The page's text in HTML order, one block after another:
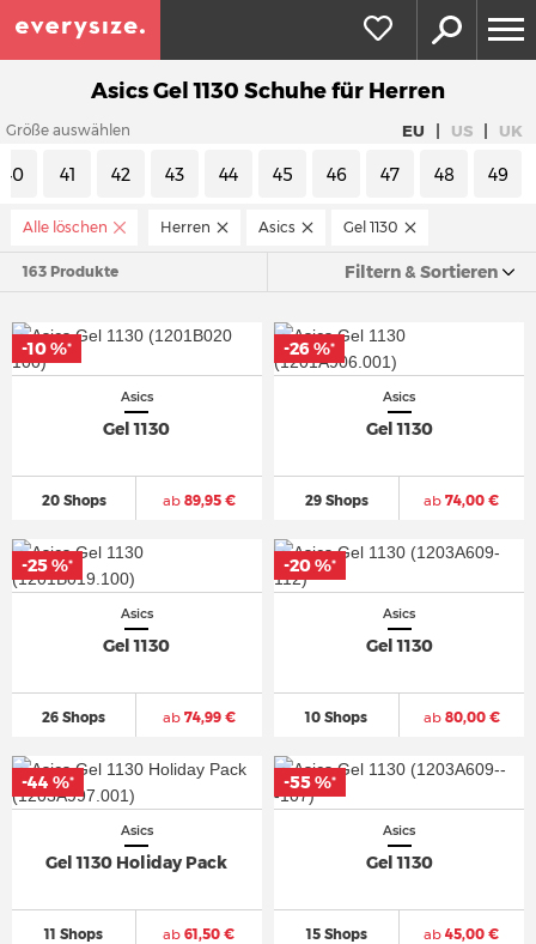
Asics Gel 1130 Schuhe für Herren
Größe auswählen EU | US | UK
40 41 42 43 44 45 46 47 48 49
Alle löschen Herren Asics Gel 1130
163 Produkte Filtern & Sortieren
Asics
Gel 1130
20 Shops ab89,95 €
-10 %*
Asics
Gel 1130
29 Shops ab 74,00 €
-26 %*
Asics
Gel 1130
26 Shops ab74,99 €
-25 %*
Asics
Gel 1130
10 Shops ab80,00 €
-20 %*
Asics
Gel 1130 Holiday Pack
11 Shops ab 61,50 €
-44 %*
Asics
Gel 1130
15 Shops ab 45,00 €
-55 %*